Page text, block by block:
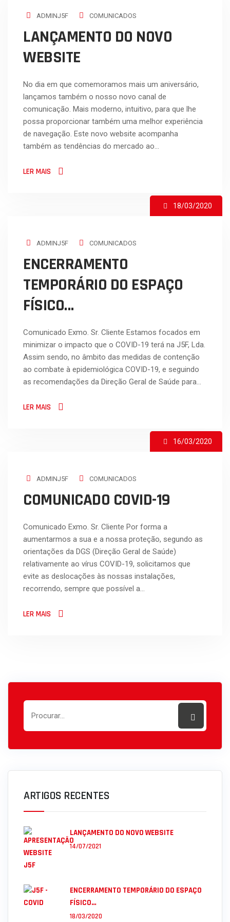
ADMINJ5F COMUNICADOS
LANÇAMENTO DO NOVO
WEBSITE
No dia em que comemoramos mais um aniversário,
lançamos também o nosso novo canal de
comunicação. Mais moderno, intuitivo, para que lhe
possa proporcionar também uma melhor experiência
de navegação. Este novo website acompanha
também as tendências do mercado ao…
LER MAIS
18/03/2020
ADMINJ5F COMUNICADOS
ENCERRAMENTO
TEMPORÁRIO DO ESPAÇO
FÍSICO…
Comunicado Exmo. Sr. Cliente Estamos focados em
minimizar o impacto que o COVID-19 terá na J5F, Lda.
Assim sendo, no âmbito das medidas de contenção
ao combate à epidemiológica COVID-19, e seguindo
as recomendações da Direção Geral de Saúde para…
LER MAIS
16/03/2020
ADMINJ5F COMUNICADOS
COMUNICADO COVID-19
Comunicado Exmo. Sr. Cliente Por forma a
aumentarmos a sua e a nossa proteção, segundo as
orientações da DGS (Direção Geral de Saúde)
relativamente ao vírus COVID-19, solicitamos que
evite as deslocações às nossas instalações,
recorrendo, sempre que possível a…
LER MAIS
ARTIGOS RECENTES
LANÇAMENTO DO NOVO WEBSITE
14/07/2021
ENCERRAMENTO TEMPORÁRIO DO ESPAÇO
FÍSICO…
18/03/2020